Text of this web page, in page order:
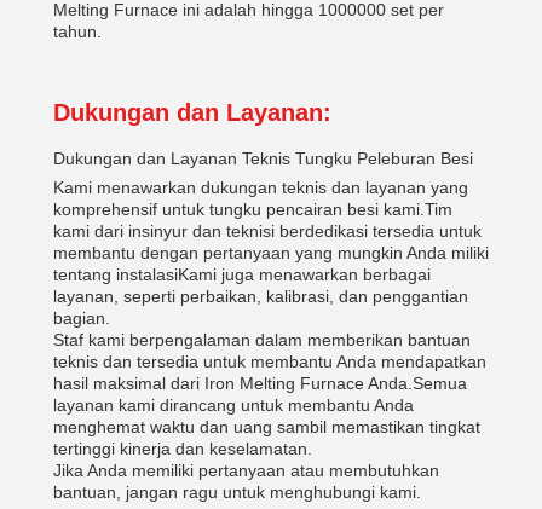
Melting Furnace ini adalah hingga 1000000 set per
tahun.
Dukungan dan Layanan:
Dukungan dan Layanan Teknis Tungku Peleburan Besi
Kami menawarkan dukungan teknis dan layanan yang
komprehensif untuk tungku pencairan besi kami.Tim
kami dari insinyur dan teknisi berdedikasi tersedia untuk
membantu dengan pertanyaan yang mungkin Anda miliki
tentang instalasiKami juga menawarkan berbagai
layanan, seperti perbaikan, kalibrasi, dan penggantian
bagian.
Staf kami berpengalaman dalam memberikan bantuan
teknis dan tersedia untuk membantu Anda mendapatkan
hasil maksimal dari Iron Melting Furnace Anda.Semua
layanan kami dirancang untuk membantu Anda
menghemat waktu dan uang sambil memastikan tingkat
tertinggi kinerja dan keselamatan.
Jika Anda memiliki pertanyaan atau membutuhkan
bantuan, jangan ragu untuk menghubungi kami.